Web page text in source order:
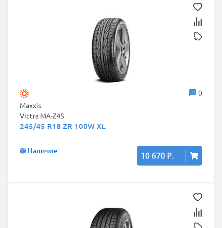
0
Maxxis
Victra MA-Z4S
245/45 R18 ZR 100W XL
Наличие 10 670 Р.